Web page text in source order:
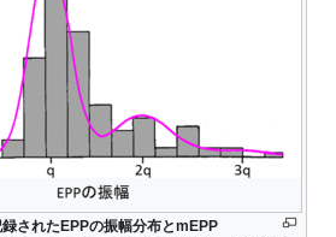
されたEPPの振幅分布とmEPP